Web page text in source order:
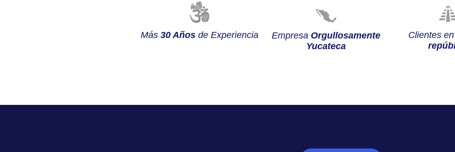
Más 30 Años de Experiencia Empresa Orgullosamente
Yucateca
Clientes